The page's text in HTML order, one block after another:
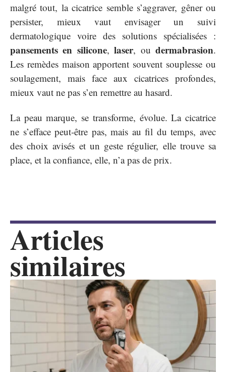
malgré tout, la cicatrice semble s’aggraver, gêner ou
persister, mieux vaut envisager un suivi
dermatologique voire des solutions spécialisées :
pansements en silicone,laser, oudermabrasion.
Les remèdes maison apportent souvent souplesse ou
soulagement, mais face aux cicatrices profondes,
mieux vaut ne pas s’en remettre au hasard.
La peau marque, se transforme, évolue. La cicatrice
ne s’efface peut-être pas, mais au fil du temps, avec
des choix avisés et un geste régulier, elle trouve sa
place, et la confiance, elle, n’a pas de prix.
Articles
similaires